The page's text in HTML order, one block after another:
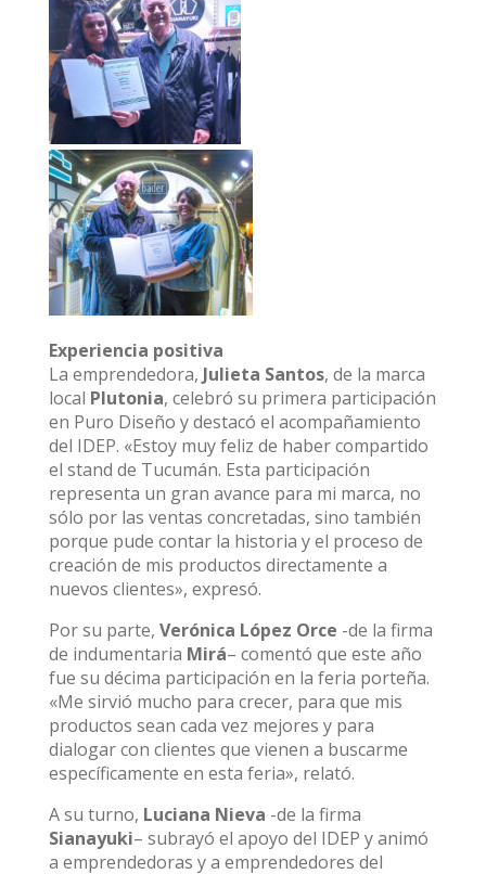
Experiencia positiva
La emprendedora, Julieta Santos, de la marca
local Plutonia, celebró su primera participación
en Puro Diseño y destacó el acompañamiento
del IDEP. «Estoy muy feliz de haber compartido
el stand de Tucumán. Esta participación
representa un gran avance para mi marca, no
sólo por las ventas concretadas, sino también
porque pude contar la historia y el proceso de
creación de mis productos directamente a
nuevos clientes», expresó.
Por su parte,Verónica López Orce -de la firma
de indumentaria Mirá– comentó que este año
fue su décima participación en la feria porteña.
«Me sirvió mucho para crecer, para que mis
productos sean cada vez mejores y para
dialogar con clientes que vienen a buscarme
específicamente en esta feria», relató.
A su turno, Luciana Nieva -de la firma
Sianayuki– subrayó el apoyo del IDEP y animó
a emprendedoras y a emprendedores del